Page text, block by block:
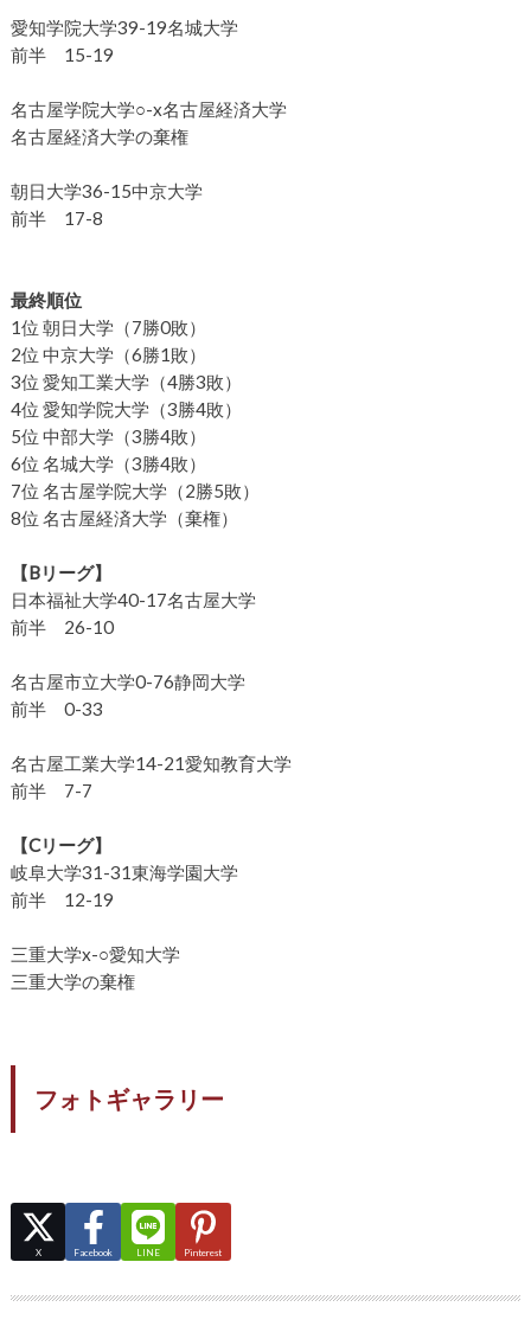
愛知学院大学39-19名城大学
前半 15-19
名古屋学院大学○-x名古屋経済大学
名古屋経済大学の棄権
朝日大学36-15中京大学
前半 17-8
最終順位
1位 朝日大学（7勝0敗）
2位 中京大学（6勝1敗）
3位 愛知工業大学（4勝3敗）
4位 愛知学院大学（3勝4敗）
5位 中部大学（3勝4敗）
6位 名城大学（3勝4敗）
7位 名古屋学院大学（2勝5敗）
8位 名古屋経済大学（棄権）
【Bリーグ】
日本福祉大学40-17名古屋大学
前半 26-10
名古屋市立大学0-76静岡大学
前半 0-33
名古屋工業大学14-21愛知教育大学
前半 7-7
【Cリーグ】
岐阜大学31-31東海学園大学
前半 12-19
三重大学x-○愛知大学
三重大学の棄権
フォトギャラリー
X Facebook LINE Pinterest